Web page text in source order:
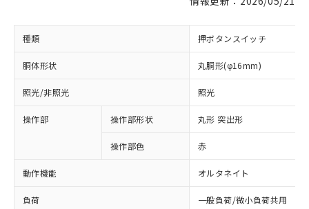
種類 押ボタンスイッチ
胴体形状 丸胴形(φ16mm)
照光/非照光 照光
操作部 操作部形状 丸形 突出形
操作部色 赤
動作機能 オルタネイト
負荷 一般負荷/微小負荷共用